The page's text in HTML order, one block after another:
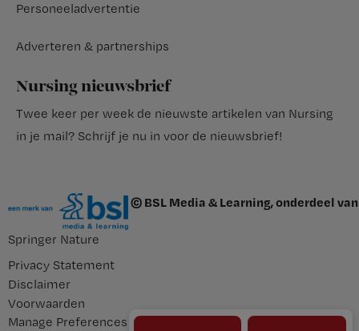
Personeeladvertentie
Adverteren & partnerships
Nursing nieuwsbrief
Twee keer per week de nieuwste artikelen van Nursing
in je mail? Schrijf je nu in voor de nieuwsbrief!
© BSL Media & Learning, onderdeel van
Springer Nature
Privacy Statement
Disclaimer
Voorwaarden
Manage Preferences